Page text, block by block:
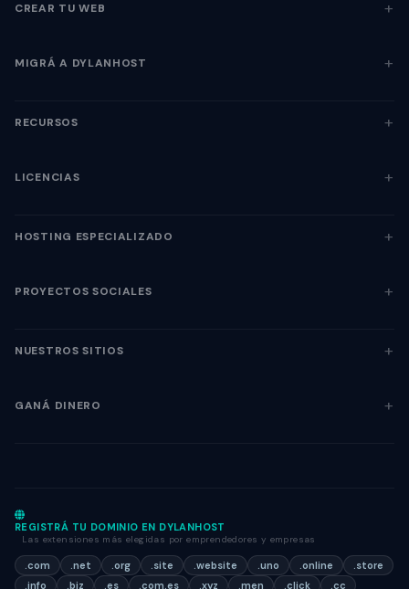
CREAR TU WEB
MIGRÁ A DYLANHOST
RECURSOS
LICENCIAS
HOSTING ESPECIALIZADO
PROYECTOS SOCIALES
NUESTROS SITIOS
GANÁ DINERO
REGISTRÁ TU DOMINIO EN DYLANHOST
Las extensiones más elegidas por emprendedores y empresas
.com .net .org .site .website .uno .online
.store
.info
.biz .es .com.es .xyz .men .click .cc